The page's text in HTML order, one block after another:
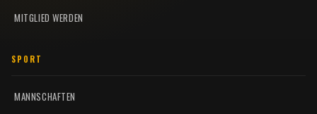
MITGLIED WERDEN
SPORT
MANNSCHAFTEN